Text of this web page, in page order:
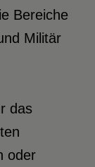
Bereiche
Militär
das
oder